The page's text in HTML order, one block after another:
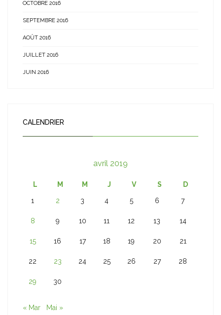
OCTOBRE 2016
SEPTEMBRE 2016
AOÛT 2016
JUILLET 2016
JUIN 2016
CALENDRIER
avril 2019
L M M J V S D
1 2 3 4 5 6 7
8 9 10 11 12 13 14
15 16 17 18 19 20 21
22 23 24 25 26 27 28
29 30
« Mar Mai »